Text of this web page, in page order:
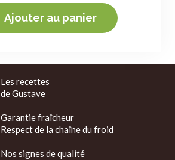
Ajouter au panier
Les recettes
de Gustave
Garantie fraîcheur
Respect de la chaîne du froid
Nos signes de qualité